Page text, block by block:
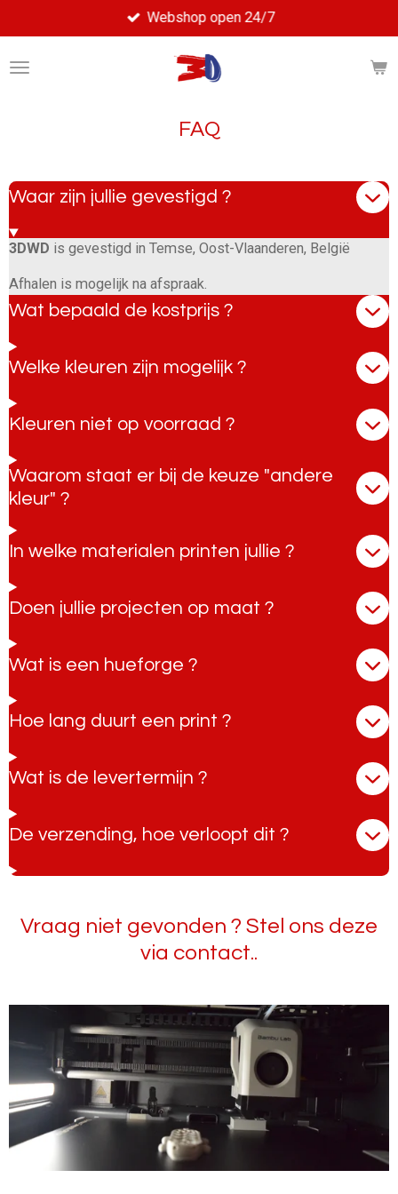
direct
naar
Webshop open 24/7
FAQ
Waar zijn jullie gevestigd ?
3DWD is gevestigd in Temse, Oost-Vlaanderen, België
Afhalen is mogelijk na afspraak.
Wat bepaald de kostprijs ?
Welke kleuren zijn mogelijk ?
Kleuren niet op voorraad ?
Waarom staat er bij de keuze "andere
kleur" ?
In welke materialen printen jullie ?
Doen jullie projecten op maat ?
Wat is een hueforge ?
Hoe lang duurt een print ?
Wat is de levertermijn ?
De verzending, hoe verloopt dit ?
Vraag niet gevonden ? Stel ons deze
via contact..